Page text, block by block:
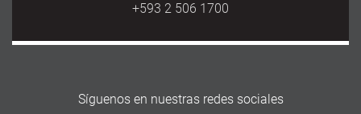
+593 2 506 1700
Síguenos en nuestras redes sociales